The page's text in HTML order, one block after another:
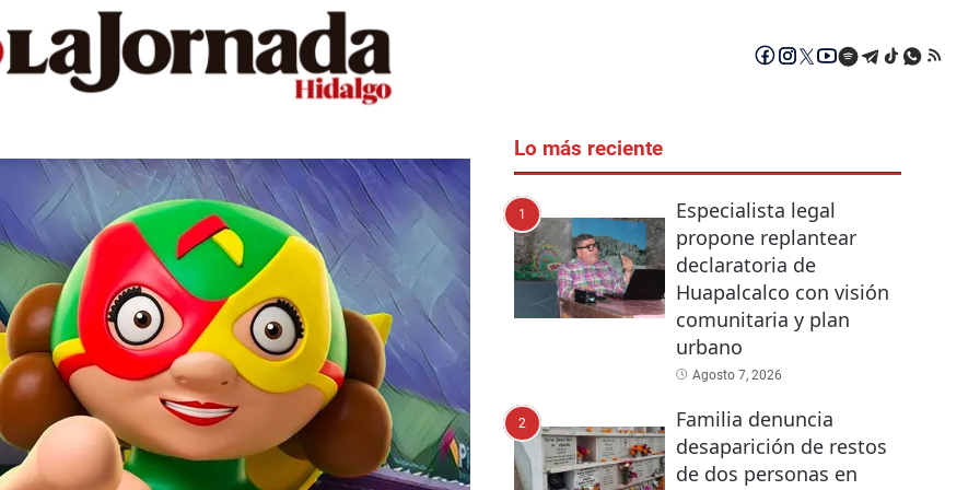
Lo más reciente
1
Especialista legal
propone replantear
declaratoria de
Huapalcalco con visión
comunitaria y plan
urbano
Agosto 7, 2026
2
Familia denuncia
desaparición de restos
de dos personas en